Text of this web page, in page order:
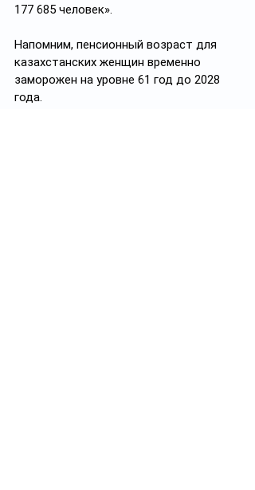
177 685 человек».
Напомним, пенсионный возраст для
казахстанских женщин временно
заморожен на уровне 61 год до 2028
года.